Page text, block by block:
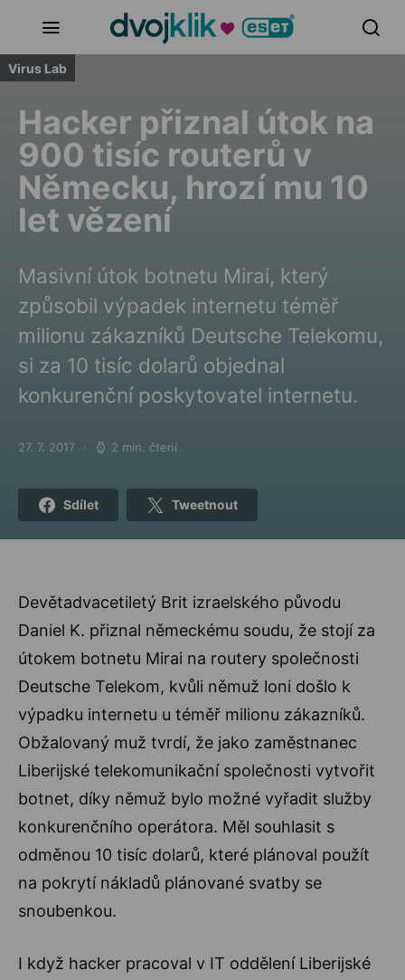
Virus Lab
Hacker přiznal útok na
900 tisíc routerů v
Německu, hrozí mu 10
let vězení
Masivní útok botnetu Mirai, který
způsobil výpadek internetu téměř
milionu zákazníků Deutsche Telekomu,
si za 10 tisíc dolarů objednal
konkurenční poskytovatel internetu.
Posted on
27. 7. 2017 2 min. čtení
Sdílet Tweetnout
Devětadvacetiletý Brit izraelského původu
Daniel K. přiznal německému soudu, že stojí za
útokem botnetu Mirai na routery společnosti
Deutsche Telekom, kvůli němuž loni došlo k
výpadku internetu u téměř milionu zákazníků.
Obžalovaný muž tvrdí, že jako zaměstnanec
Liberijské telekomunikační společnosti vytvořit
botnet, díky němuž bylo možné vyřadit služby
konkurenčního operátora. Měl souhlasit s
odměnou 10 tisíc dolarů, které plánoval použít
na pokrytí nákladů plánované svatby se
snoubenkou.
I když hacker pracoval v IT oddělení Liberijské